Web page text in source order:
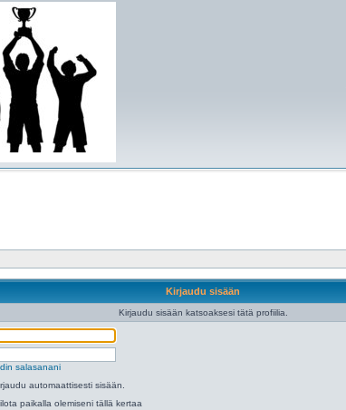
Kirjaudu sisään
Kirjaudu sisään katsoaksesi tätä profiilia.
salasanani
automaattisesti sisään.
paikalla olemiseni tällä kertaa